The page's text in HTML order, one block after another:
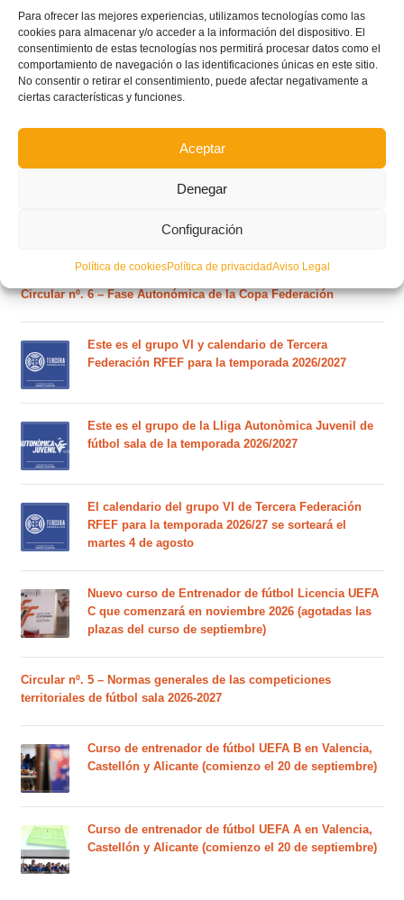
Para ofrecer las mejores experiencias, utilizamos tecnologías como las
cookies para almacenar y/o acceder a la información del dispositivo. El
consentimiento de estas tecnologías nos permitirá procesar datos como el
comportamiento de navegación o las identificaciones únicas en este sitio.
No consentir o retirar el consentimiento, puede afectar negativamente a
ciertas características y funciones.
Aceptar
Denegar
Configuración
Política de cookiesPolítica de privacidadAviso Legal
Circular nº. 6 – Fase Autonómica de la Copa Federación
Este es el grupo VI y calendario de Tercera
Federación RFEF para la temporada 2026/2027
Este es el grupo de la Lliga Autonòmica Juvenil de
fútbol sala de la temporada 2026/2027
El calendario del grupo VI de Tercera Federación
RFEF para la temporada 2026/27 se sorteará el
martes 4 de agosto
Nuevo curso de Entrenador de fútbol Licencia UEFA
C que comenzará en noviembre 2026 (agotadas las
plazas del curso de septiembre)
Circular nº. 5 – Normas generales de las competiciones
territoriales de fútbol sala 2026-2027
Curso de entrenador de fútbol UEFA B en Valencia,
Castellón y Alicante (comienzo el 20 de septiembre)
Curso de entrenador de fútbol UEFA A en Valencia,
Castellón y Alicante (comienzo el 20 de septiembre)